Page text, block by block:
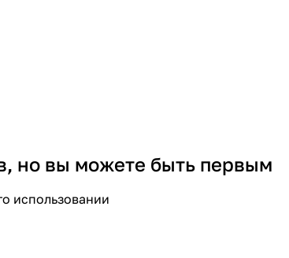
но вы можете быть первым
использовании